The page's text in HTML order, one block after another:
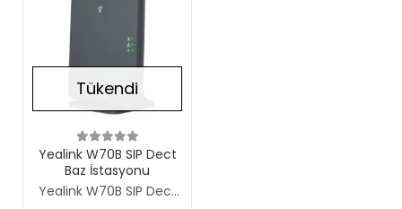
Stokta Yok
Tükendi
Yealink W70B SIP Dect
Baz İstasyonu
Yealink W70B SIP Dect